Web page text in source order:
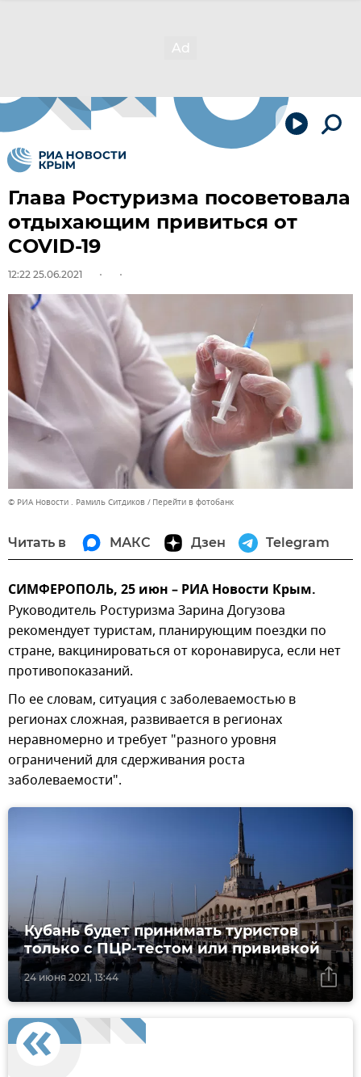
Глава Ростуризма посоветовала
отдыхающим привиться от
COVID-19
12:22 25.06.2021
© РИА Новости . Рамиль Ситдиков Перейти в фотобанк
Читать в МАКС Дзен Telegram
СИМФЕРОПОЛЬ, 25 июн – РИА Новости Крым.
Руководитель Ростуризма Зарина Догузова
рекомендует туристам, планирующим поездки по
стране, вакцинироваться от коронавируса, если нет
противопоказаний.
По ее словам, ситуация с заболеваемостью в
регионах сложная, развивается в регионах
неравномерно и требует "разного уровня
ограничений для сдерживания роста
заболеваемости".
24 июня 2021, 13:44
Кубань будет принимать туристов
только с ПЦР-тестом или прививкой